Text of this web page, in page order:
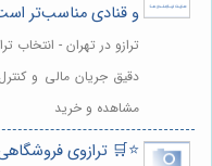
و قنادی مناسب‌تر
ترازو در تهران - انتخاب
دقیق جریان مالی و
مشاهده و خرید
⭐️🛒 ترازوی